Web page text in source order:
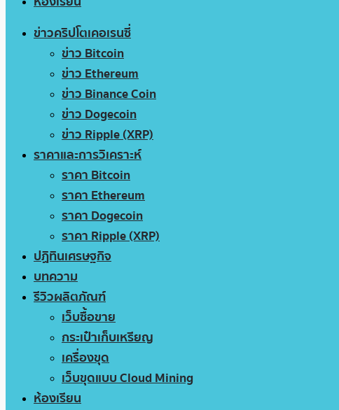
ข่าวคริปโตเคอเรนซี่
ข่าว Bitcoin
ข่าว Ethereum
ข่าว Binance Coin
ข่าว Dogecoin
ข่าว Ripple (XRP)
ราคาและการวิเคราะห์
ราคา Bitcoin
ราคา Ethereum
ราคา Dogecoin
ราคา Ripple (XRP)
ปฏิทินเศรษฐกิจ
บทความ
รีวิวผลิตภัณฑ์
เว็บซื้อขาย
กระเป๋าเก็บเหรียญ
เครื่องขุด
เว็บขุดแบบ Cloud Mining
ห้องเรียน